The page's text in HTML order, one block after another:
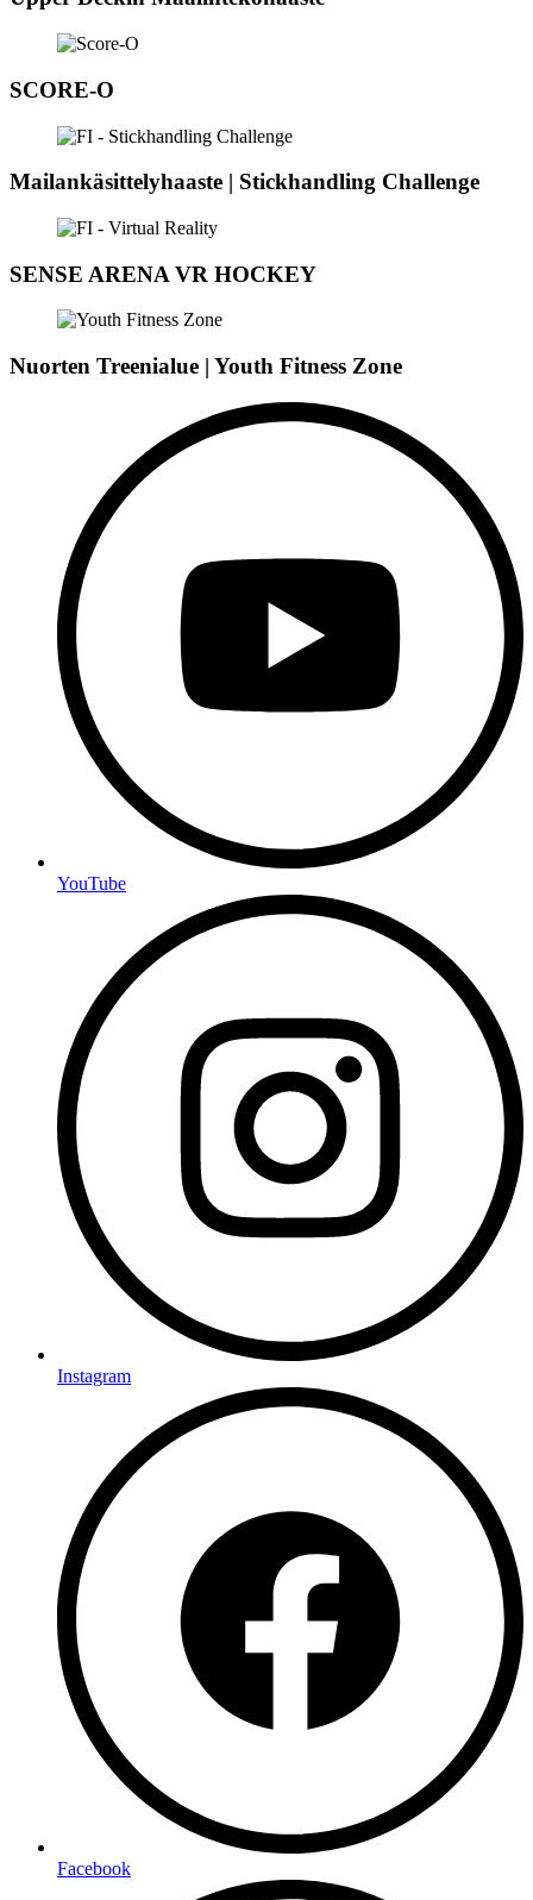
SCORE-O
Mailankäsittelyhaaste | Stickhandling Challenge
SENSE ARENA VR HOCKEY
Nuorten Treenialue | Youth Fitness Zone
YouTube
Instagram
Facebook